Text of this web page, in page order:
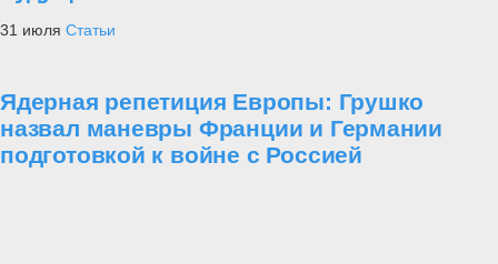
31 июля Статьи
Ядерная репетиция Европы: Грушко
назвал маневры Франции и Германии
подготовкой к войне с Россией